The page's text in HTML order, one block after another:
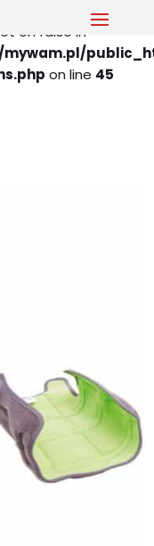
on false in
mywam.pl/
on line 45